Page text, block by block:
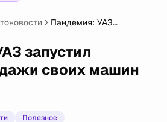
Пандемия: УАЗ
продажи своих машин
запустил
своих машин
Полезное